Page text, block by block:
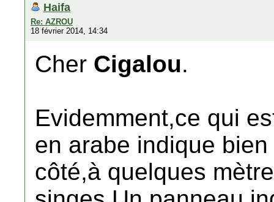
Haifa
Re: AZROU
18 février 2014, 14:34
Cher Cigalou.
Evidemment,ce qui
en arabe indique
côté,à quelques